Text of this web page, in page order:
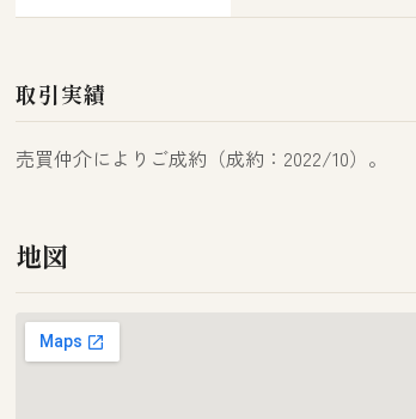
取引実績
売買仲介によりご成約（成約：2022/10）。
地図